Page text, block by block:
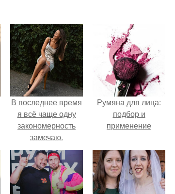
В последнее время
я всё чаще одну
закономерность
замечаю.
Румяна для лица:
подбор и
применение